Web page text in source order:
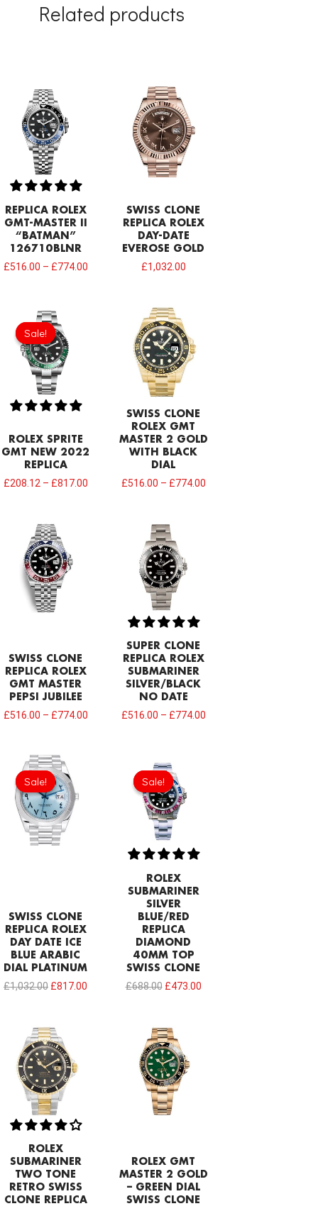
Related products
REPLICA ROLEX
GMT-MASTER II
“BATMAN”
126710BLNR
£516.00 – £774.00
SWISS CLONE
REPLICA ROLEX
DAY-DATE
EVEROSE GOLD
£1,032.00
Sale!
Sale!
ROLEX SPRITE
GMT NEW 2022
REPLICA
£208.12 – £817.00
SWISS CLONE
ROLEX GMT
MASTER 2 GOLD
WITH BLACK
DIAL
£516.00 – £774.00
SWISS CLONE
REPLICA ROLEX
GMT MASTER
PEPSI JUBILEE
£516.00 – £774.00
SUPER CLONE
REPLICA ROLEX
SUBMARINER
SILVER/BLACK
NO DATE
£516.00 – £774.00
Sale!
Sale!
SWISS CLONE
REPLICA ROLEX
DAY DATE ICE
BLUE ARABIC
DIAL PLATINUM
£1,032.00
Original
price
was:
£1,032.00.
£817.00
Sale!
Sale!
ROLEX
SUBMARINER
SILVER
BLUE/RED
REPLICA
DIAMOND
40MM TOP
SWISS CLONE
£688.00
Original
price
was:
£688.00.
£473.00
ROLEX
SUBMARINER
TWO TONE
RETRO SWISS
CLONE REPLICA
ROLEX GMT
MASTER 2 GOLD
– GREEN DIAL
SWISS CLONE